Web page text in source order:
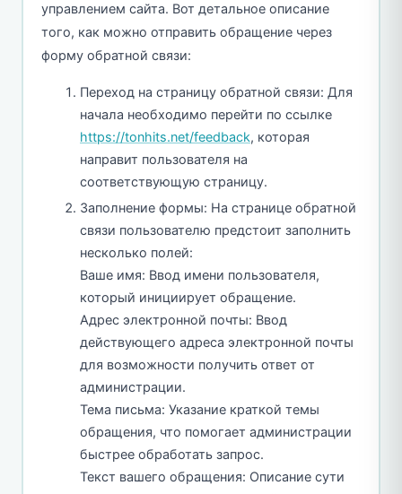
управлением сайта. Вот детальное описание
того, как можно отправить обращение через
форму обратной связи:
Переход на страницу обратной связи: Для
начала необходимо перейти по ссылке
https://tonhits.net/feedback, которая
направит пользователя на
соответствующую страницу.
Заполнение формы: На странице обратной
связи пользователю предстоит заполнить
несколько полей:
Ваше имя: Ввод имени пользователя,
который инициирует обращение.
Адрес электронной почты: Ввод
действующего адреса электронной почты
для возможности получить ответ от
администрации.
Тема письма: Указание краткой темы
обращения, что помогает администрации
быстрее обработать запрос.
Текст вашего обращения: Описание сути